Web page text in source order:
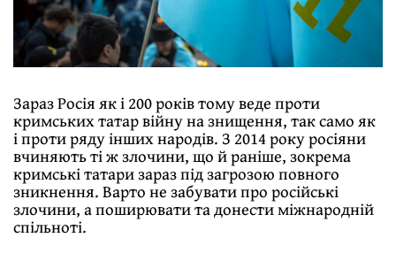
Зараз Росія як і 200 років тому веде проти
кримських татар війну на знищення, так само як
і проти ряду інших народів. З 2014 року росіяни
вчиняють ті ж злочини, що й раніше, зокрема
кримські татари зараз під загрозою повного
зникнення. Варто не забувати про російські
злочини, а поширювати та донести міжнародній
спільноті.